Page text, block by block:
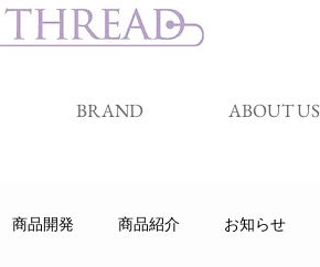
BRAND ABOUT US
商品開発 商品紹介 お知らせ